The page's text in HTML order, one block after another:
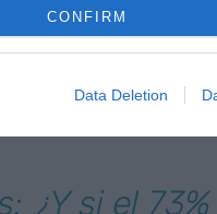
CONFIRM
Data Deletion
startupsno tienen
añadir que
que el de las altas
compañías y
¿Y si el 73%